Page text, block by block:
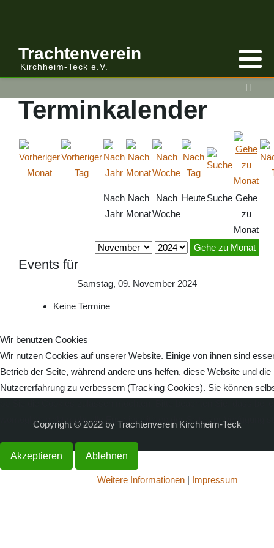
Trachtenverein
Kirchheim-Teck e.V.
Terminkalender
Nach
Jahr
Nach
Monat
Nach
Woche
HeuteSuche Gehe
zu
Monat
Gehe zu Monat
Events für
Samstag, 09. November 2024
Keine Termine
Copyright © 2022 by Trachtenverein Kirchheim-Teck
Wir benutzen Cookies
Wir nutzen Cookies auf unserer Website. Einige von ihnen sind
Betrieb der Seite, während andere uns helfen, diese Website und die
Nutzererfahrung zu verbessern (Tracking Cookies). Sie können
womöglich nicht mehr alle Funktionalitäten der Seite zur Verfügung
Akzeptieren Ablehnen
Weitere Informationen | Impressum